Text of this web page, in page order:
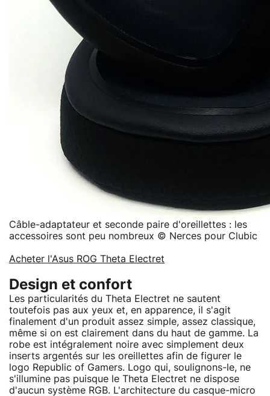
Câble-adaptateur et seconde paire d'oreillettes : les
accessoires sont peu nombreux © Nerces pour Clubic
Acheter l'Asus ROG Theta Electret
Design et confort
Les particularités du Theta Electret ne sautent
toutefois pas aux yeux et, en apparence, il s'agit
finalement d'un produit assez simple, assez classique,
même si on est clairement dans du haut de gamme. La
robe est intégralement noire avec simplement deux
inserts argentés sur les oreillettes afin de figurer le
logo Republic of Gamers. Logo qui, soulignons-le, ne
s'illumine pas puisque le Theta Electret ne dispose
d'aucun système RGB. L'architecture du casque-micro